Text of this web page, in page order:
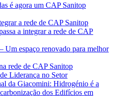
é agora um CAP Sanitop
a rede de CAP Sanitop
a integrar a rede de CAP
Um espaço renovado para melhor
rede de CAP Sanitop
Liderança no Setor
da Giacomini: Hidrogénio é a
dos Edifícios em